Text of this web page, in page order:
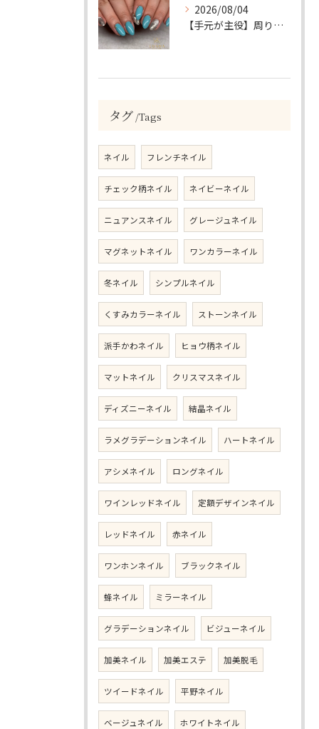
2026/08/04
【手元が主役】周りと差がつく！ターコイズ×シルバーラメのアクセントネイル
タグ Tags
ネイル フレンチネイル
チェック柄ネイル ネイビーネイル
ニュアンスネイル グレージュネイル
マグネットネイル ワンカラーネイル
冬ネイル シンプルネイル
くすみカラーネイル ストーンネイル
派手かわネイル ヒョウ柄ネイル
マットネイル クリスマスネイル
ディズニーネイル 結晶ネイル
ラメグラデーションネイル ハートネイル
アシメネイル ロングネイル
ワインレッドネイル 定額デザインネイル
レッドネイル 赤ネイル
ワンホンネイル ブラックネイル
蜂ネイル ミラーネイル
グラデーションネイル ビジューネイル
加美ネイル 加美エステ 加美脱毛
ツイードネイル 平野ネイル
ベージュネイル ホワイトネイル